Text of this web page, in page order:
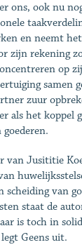
ons, ook nu
en neemt
zijn rekening
op
samen
zuur
als het koppel
Jusititie
scheiding van
staat de
is toch in
Geens uit.